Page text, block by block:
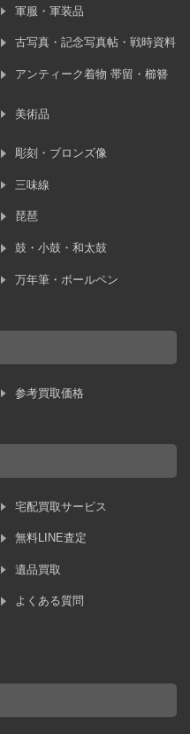
軍服・軍装品
古写真・記念写真帖・戦時資料
アンティーク着物 帯留・櫛簪
美術品
彫刻・ブロンズ像
三味線
琵琶
鼓・小鼓・和太鼓
万年筆・ボールペン
参考買取価格
宅配買取サービス
無料LINE査定
遺品買取
よくある質問